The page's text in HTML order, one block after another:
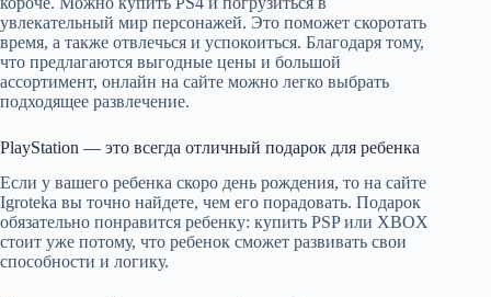
увлекательный мир персонажей. Это поможет скоротать
время, а также отвлечься и успокоиться. Благодаря тому,
что предлагаются выгодные цены и большой
ассортимент, онлайн на сайте можно легко выбрать
подходящее развлечение.
PlayStation — это всегда отличный подарок для ребенка
Если у вашего ребенка скоро день рождения, то на сайте
Igroteka вы точно найдете, чем его порадовать. Подарок
обязательно понравится ребенку: купить PSP или XBOX
стоит уже потому, что ребенок сможет развивать свои
способности и логику.